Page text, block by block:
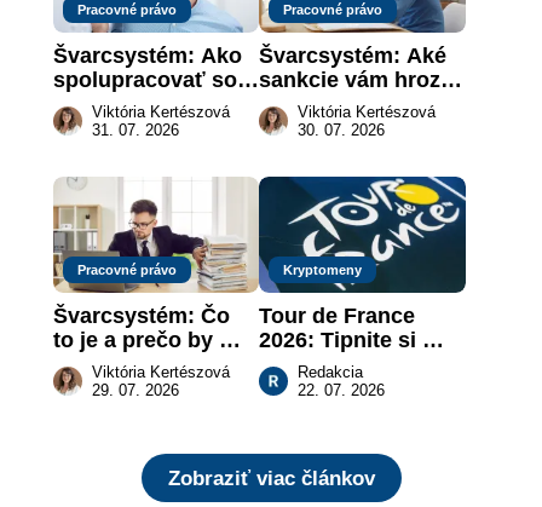
Pracovné právo
Švarcsystém: Ako
spolupracovať so
živnostníkom
legálne a bez
Viktória Kertészová
31. 07. 2026
Pracovné právo
Švarcsystém: Aké
sankcie vám hrozia
a prečo nestačí
zaplatiť pokutu?
Viktória Kertészová
30. 07. 2026
Pracovné právo
Švarcsystém: Čo
to je a prečo by
vás to malo
zaujímať
Viktória Kertészová
29. 07. 2026
Kryptomeny
Tour de France
2026: Tipnite si
pódium etapy a
získajte podiel z 2
Redakcia
22. 07. 2026
Zobraziť viac článkov